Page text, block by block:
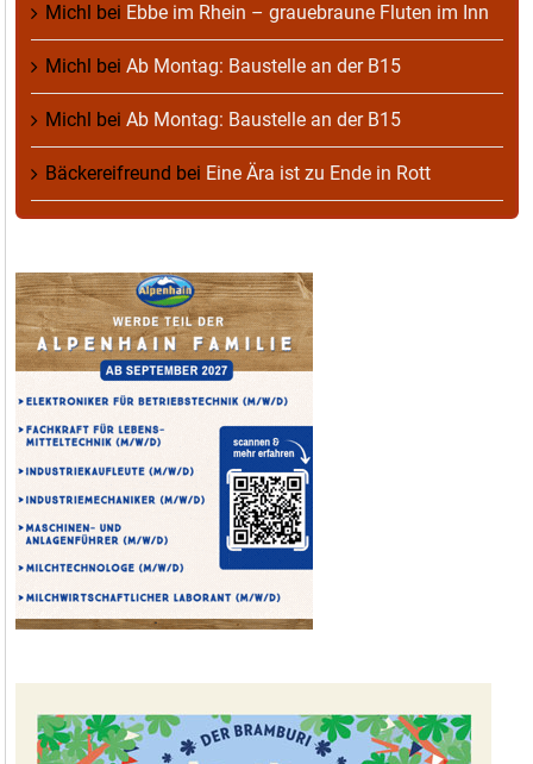
Michl bei Ebbe im Rhein – grauebraune Fluten im Inn
Michl bei Ab Montag: Baustelle an der B15
Michl bei Ab Montag: Baustelle an der B15
Bäckereifreund bei Eine Ära ist zu Ende in Rott